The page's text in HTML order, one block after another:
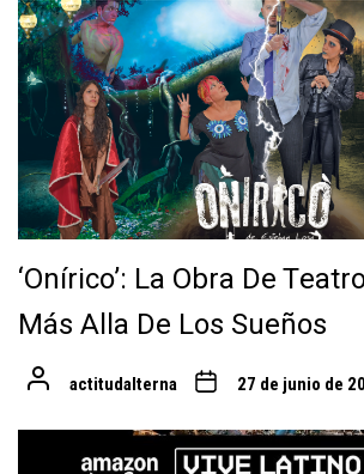
‘Onírico’: La Obra De
Más Alla De Los Sueños
actitudalterna 27 de junio de